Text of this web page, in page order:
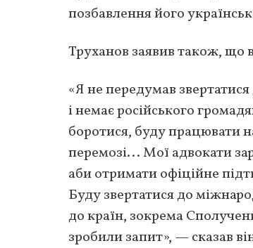
позбавлення його
Труханов заявив також, що
«Я не передумав
і немає російського
боротися, буду працювати
перемозі... Мої адвокати
аби отримати офіційне
Буду звертатися до
до країн, зокрема
зробили запит», — сказав